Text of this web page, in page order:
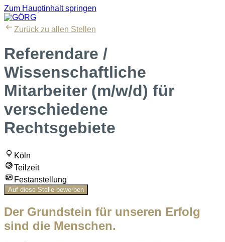
Zum Hauptinhalt springen
Zurück zu allen Stellen
Referendare /
Wissenschaftliche
Mitarbeiter (m/w/d) für
verschiedene
Rechtsgebiete
Köln
Teilzeit
Festanstellung
Auf diese Stelle bewerben
Der Grundstein für unseren Erfolg
sind die Menschen.